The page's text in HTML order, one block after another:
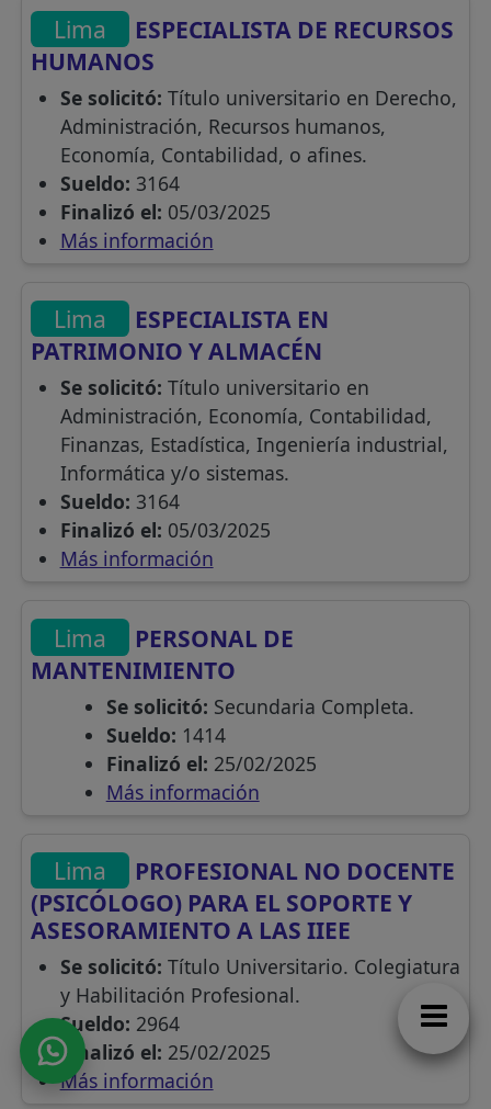
Lima
ESPECIALISTA DE RECURSOS
HUMANOS
Se solicitó: Título universitario en Derecho,
Administración, Recursos humanos,
Economía, Contabilidad, o afines.
Sueldo: 3164
Finalizó el: 05/03/2025
Más información
Lima
ESPECIALISTA EN
PATRIMONIO Y ALMACÉN
Se solicitó: Título universitario en
Administración, Economía, Contabilidad,
Finanzas, Estadística, Ingeniería industrial,
Informática y/o sistemas.
Sueldo: 3164
Finalizó el: 05/03/2025
Más información
Lima
PERSONAL DE
MANTENIMIENTO
Se solicitó: Secundaria Completa.
Sueldo: 1414
Finalizó el: 25/02/2025
Más información
Lima
PROFESIONAL NO DOCENTE
(PSICÓLOGO) PARA EL SOPORTE Y
ASESORAMIENTO A LAS IIEE
Se solicitó: Título Universitario. Colegiatura
y Habilitación Profesional.
Sueldo: 2964
Finalizó el: 25/02/2025
Más información